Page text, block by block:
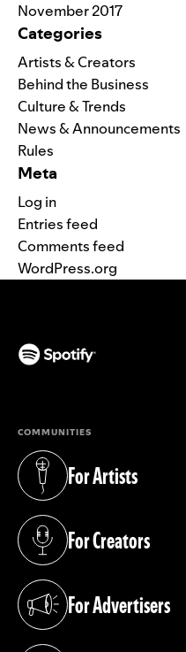
November 2017
Categories
Artists & Creators
Behind the Business
Culture & Trends
News & Announcements
Rules
Meta
Log in
Entries feed
Comments feed
WordPress.org
COMMUNITIES
For Artists
(opens in a new tab)
For Creators
(opens in a new tab)
For Advertisers
(opens in a new tab)